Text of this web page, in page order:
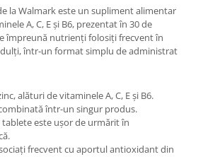
la Walmark este un supliment alimentar
A, C, E și B6, prezentat în 30 de
împreună nutrienți folosiți frecvent în
într-un format simplu de administrat
alături de vitaminele A, C, E și B6.
într-un singur produs.
tablete este ușor de urmărit în
frecvent cu aportul antioxidant din